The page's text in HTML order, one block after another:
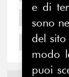
e di
sono
del
modo
puoi